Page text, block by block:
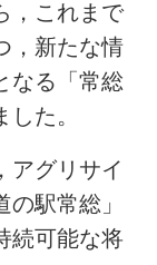
，これまで
，新たな情
なる「常総
た。
アグリサイ
駅常総」
続可能な将